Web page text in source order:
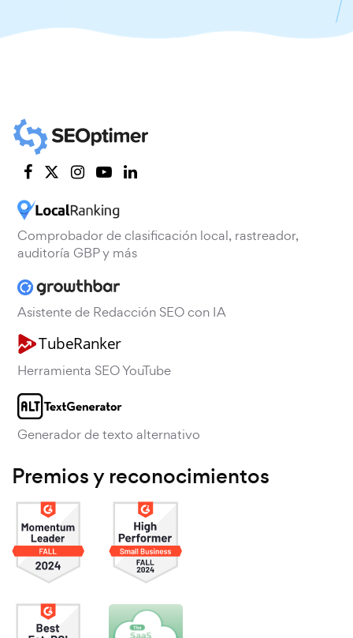
Comprobador de clasificación local, rastreador,
auditoría GBP y más
Asistente de Redacción SEO con IA
Herramienta SEO YouTube
Generador de texto alternativo
Premios y reconocimientos